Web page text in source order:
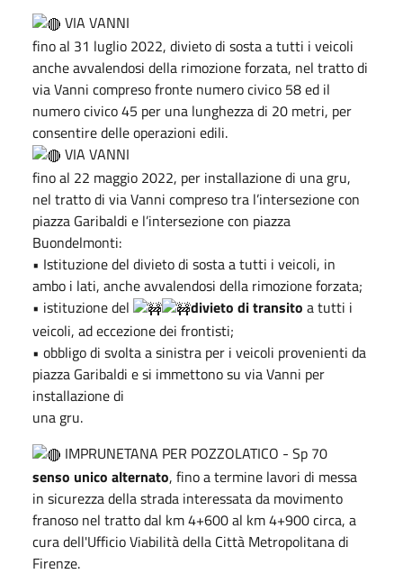
VIA VANNI
fino al 31 luglio 2022, divieto di sosta a tutti i veicoli
anche avvalendosi della rimozione forzata, nel tratto di
via Vanni compreso fronte numero civico 58 ed il
numero civico 45 per una lunghezza di 20 metri, per
consentire delle operazioni edili.
VIA VANNI
fino al 22 maggio 2022, per installazione di una gru,
nel tratto di via Vanni compreso tra l’intersezione con
piazza Garibaldi e l’intersezione con piazza
Buondelmonti:
• Istituzione del divieto di sosta a tutti i veicoli, in
ambo i lati, anche avvalendosi della rimozione forzata;
• istituzione del
divieto di transito a tutti i
veicoli, ad eccezione dei frontisti;
• obbligo di svolta a sinistra per i veicoli provenienti da
piazza Garibaldi e si immettono su via Vanni per
installazione di
una gru.
IMPRUNETANA PER POZZOLATICO - Sp 70
senso unico alternato, fino a termine lavori di messa
in sicurezza della strada interessata da movimento
franoso nel tratto dal km 4+600 al km 4+900 circa, a
cura dell'Ufficio Viabilità della Città Metropolitana di
Firenze.